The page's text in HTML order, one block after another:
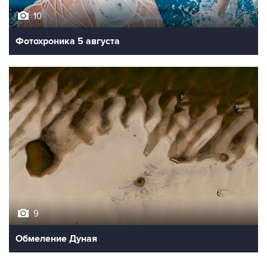
10
Фотохроника 5 августа
9
Обмеление Дуная